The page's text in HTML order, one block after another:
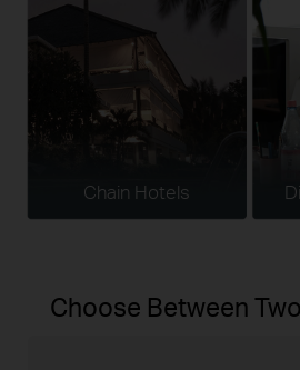
Chain Hotels
Choose Between